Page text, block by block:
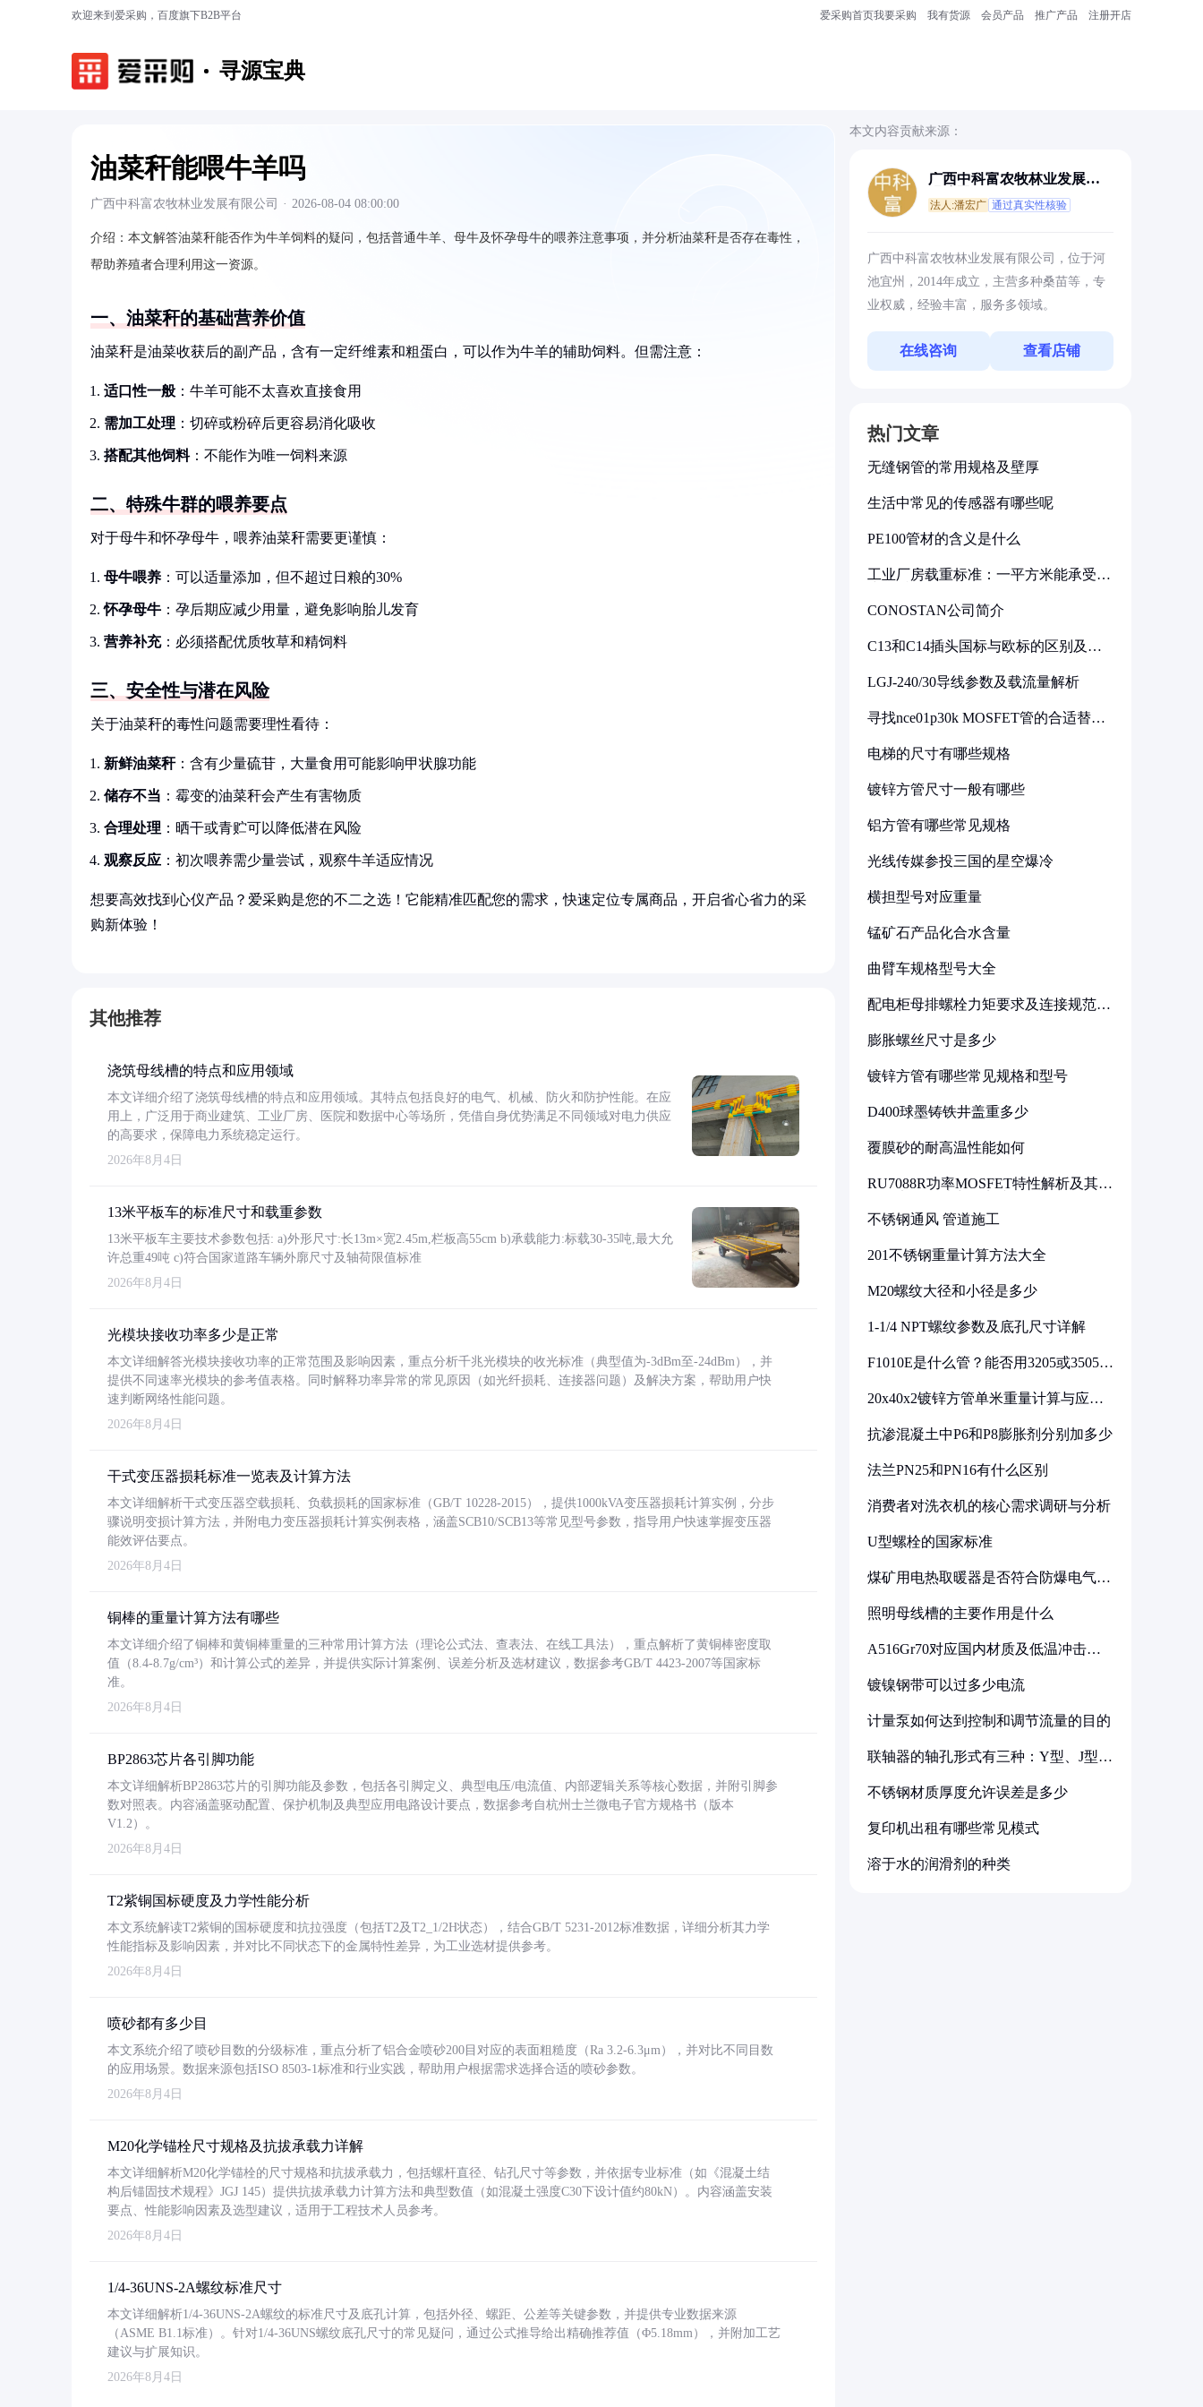
欢迎来到爱采购，百度旗下B2B平台 爱采购首页我要采购 我有货源 会员产品 推广产品 注册开店
寻源宝典
油菜秆能喂牛羊吗
广西中科富农牧林业发展有限公司 · 2026-08-04 08:00:00
介绍： 本文解答油菜秆能否作为牛羊饲料的疑问，包括普通牛羊、母牛及怀孕母牛的喂养注意事项，并分析油菜秆是否存在毒性，
帮助养殖者合理利用这一资源。
一、油菜秆的基础营养价值
油菜秆是油菜收获后的副产品，含有一定纤维素和粗蛋白，可以作为牛羊的辅助饲料。但需注意：
适口性一般 ：牛羊可能不太喜欢直接食用
需加工处理 ：切碎或粉碎后更容易消化吸收
搭配其他饲料：不能作为唯一饲料来源
二、特殊牛群的喂养要点
对于母牛和怀孕母牛，喂养油菜秆需要更谨慎：
母牛喂养 ：可以适量添加，但不超过日粮的30%
怀孕母牛 ：孕后期应减少用量，避免影响胎儿发育
营养补充：必须搭配优质牧草和精饲料
三、安全性与潜在风险
关于油菜秆的毒性问题需要理性看待：
新鲜油菜秆：含有少量硫苷，大量食用可能影响甲状腺功能
储存不当 ：霉变的油菜秆会产生有害物质
合理处理 ：晒干或青贮可以降低潜在风险
观察反应 ：初次喂养需少量尝试，观察牛羊适应情况
想要高效找到心仪产品？爱采购是您的不二之选！它能精准匹配您的需求，快速定位专属商品，开启省心省力的采
购新体验！
其他推荐
浇筑母线槽的特点和应用领域
本文详细介绍了浇筑母线槽的特点和应用领域。其特点包括良好的电气、机械、防火和防护性能。在应
用上，广泛用于商业建筑、工业厂房、医院和数据中心等场所，凭借自身优势满足不同领域对电力供应
的高要求，保障电力系统稳定运行。
2026年8月4日
13米平板车的标准尺寸和载重参数
13米平板车主要技术参数包括: a)外形尺寸:长13m×宽2.45m,栏板高55cm b)承载能力:标载30-35吨,最大允
许总重49吨 c)符合国家道路车辆外廓尺寸及轴荷限值标准
2026年8月4日
光模块接收功率多少是正常
本文详细解答光模块接收功率的正常范围及影响因素，重点分析千兆光模块的收光标准（典型值为-3dBm至-24dBm），并
提供不同速率光模块的参考值表格。同时解释功率异常的常见原因（如光纤损耗、连接器问题）及解决方案，帮助用户快
速判断网络性能问题。
2026年8月4日
干式变压器损耗标准一览表及计算方法
本文详细解析干式变压器空载损耗、负载损耗的国家标准（GB/T 10228-2015），提供1000kVA变压器损耗计算实例，分步
骤说明变损计算方法，并附电力变压器损耗计算实例表格，涵盖SCB10/SCB13等常见型号参数，指导用户快速掌握变压器
能效评估要点。
2026年8月4日
铜棒的重量计算方法有哪些
本文详细介绍了铜棒和黄铜棒重量的三种常用计算方法（理论公式法、查表法、在线工具法），重点解析了黄铜棒密度取
值（8.4-8.7g/cm³）和计算公式的差异，并提供实际计算案例、误差分析及选材建议，数据参考GB/T 4423-2007等国家标
准。
2026年8月4日
BP2863芯片各引脚功能
本文详细解析BP2863芯片的引脚功能及参数，包括各引脚定义、典型电压/电流值、内部逻辑关系等核心数据，并附引脚参
数对照表。内容涵盖驱动配置、保护机制及典型应用电路设计要点，数据参考自杭州士兰微电子官方规格书（版本
V1.2）。
2026年8月4日
T2紫铜国标硬度及力学性能分析
本文系统解读T2紫铜的国标硬度和抗拉强度（包括T2及T2_1/2H状态），结合GB/T 5231-2012标准数据，详细分析其力学
性能指标及影响因素，并对比不同状态下的金属特性差异，为工业选材提供参考。
2026年8月4日
喷砂都有多少目
本文系统介绍了喷砂目数的分级标准，重点分析了铝合金喷砂200目对应的表面粗糙度（Ra 3.2-6.3μm），并对比不同目数
的应用场景。数据来源包括ISO 8503-1标准和行业实践，帮助用户根据需求选择合适的喷砂参数。
2026年8月4日
M20化学锚栓尺寸规格及抗拔承载力详解
本文详细解析M20化学锚栓的尺寸规格和抗拔承载力，包括螺杆直径、钻孔尺寸等参数，并依据专业标准（如《混凝土结
构后锚固技术规程》JGJ 145）提供抗拔承载力计算方法和典型数值（如混凝土强度C30下设计值约80kN）。内容涵盖安装
要点、性能影响因素及选型建议，适用于工程技术人员参考。
2026年8月4日
1/4-36UNS-2A螺纹标准尺寸
本文详细解析1/4-36UNS-2A螺纹的标准尺寸及底孔计算，包括外径、螺距、公差等关键参数，并提供专业数据来源
（ASME B1.1标准）。针对1/4-36UNS螺纹底孔尺寸的常见疑问，通过公式推导给出精确推荐值（Φ5.18mm），并附加工艺
建议与扩展知识。
2026年8月4日
本文内容贡献来源：
广西中科富农牧林业发展有
法人:潘宏广 通过真实性核验
广西中科富农牧林业发展有限公司，位于河
池宜州，2014年成立，主营多种桑苗等，专
业权威，经验丰富，服务多领域。
在线咨询 查看店铺
热门文章
无缝钢管的常用规格及壁厚
生活中常见的传感器有哪些呢
PE100管材的含义是什么
工业厂房载重标准：一平方米能承受多
CONOSTAN公司简介
C13和C14插头国标与欧标的区别及其
LGJ-240/30导线参数及载流量解析
寻找nce01p30k MOSFET管的合适替代
电梯的尺寸有哪些规格
镀锌方管尺寸一般有哪些
铝方管有哪些常见规格
光线传媒参投三国的星空爆冷
横担型号对应重量
锰矿石产品化合水含量
曲臂车规格型号大全
配电柜母排螺栓力矩要求及连接规范详
膨胀螺丝尺寸是多少
镀锌方管有哪些常见规格和型号
D400球墨铸铁井盖重多少
覆膜砂的耐高温性能如何
RU7088R功率MOSFET特性解析及其在
不锈钢通风 管道施工
201不锈钢重量计算方法大全
M20螺纹大径和小径是多少
1-1/4 NPT螺纹参数及底孔尺寸详解
F1010E是什么管？能否用3205或3505代
20x40x2镀锌方管单米重量计算与应用
抗渗混凝土中P6和P8膨胀剂分别加多少
法兰PN25和PN16有什么区别
消费者对洗衣机的核心需求调研与分析
U型螺栓的国家标准
煤矿用电热取暖器是否符合防爆电气设
照明母线槽的主要作用是什么
A516Gr70对应国内材质及低温冲击要
镀镍钢带可以过多少电流
计量泵如何达到控制和调节流量的目的
联轴器的轴孔形式有三种：Y型、J型、
不锈钢材质厚度允许误差是多少
复印机出租有哪些常见模式
溶于水的润滑剂的种类